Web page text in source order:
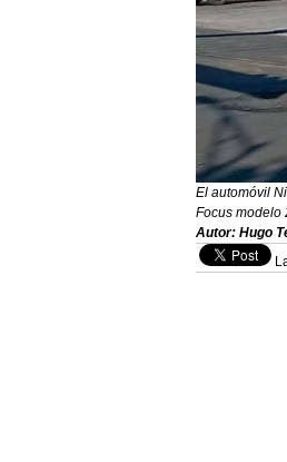
El automóvil
Focus modelo
Autor: Hugo